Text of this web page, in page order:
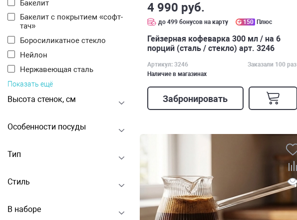
Бакелит
Бакелит с покрытием «софт-
тач»
Боросиликатное стекло
Нейлон
Нержавеющая сталь
Показать ещё
Высота стенок, см
Особенности посуды
Тип
Стиль
В наборе
4 990 руб.
до 499 бонусов на карту 150 Плюс
Гейзерная кофеварка 300 мл / на 6
порций (сталь / стекло) арт. 3246
Артикул: 3246
Заказали 100 раз
Наличие в магазинах
Забронировать